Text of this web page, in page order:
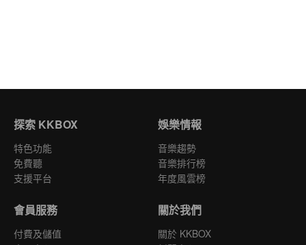
探索 KKBOX
特色功能
免費聽
支援平台
娛樂情報
音樂趨勢
音樂排行榜
年度風雲榜
會員服務
付費及儲值
關於我們
關於 KKBOX